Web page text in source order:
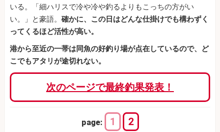
いる。「細ハリスで冷や冷や釣るよりもこっちの方がい
い。」と豪語。 確かに、この日はどんな仕掛けでも構わずく
ってくるほど活性が高い。
港から至近の一帯は同魚の好釣り場が点在しているので、ど
こでもアタリが途切れない。
次のページで最終釣果発表！
page: 1 2